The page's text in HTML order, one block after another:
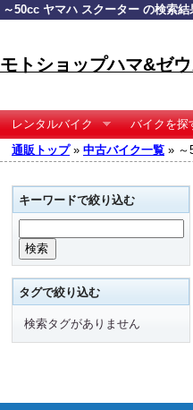
～50cc ヤマハ スクーター の検索結
モトショップハマ&ゼ
レンタルバイク バイクを探
通販トップ» 中古バイク一覧 » ～
キーワードで絞り込む
タグで絞り込む
検索タグがありません